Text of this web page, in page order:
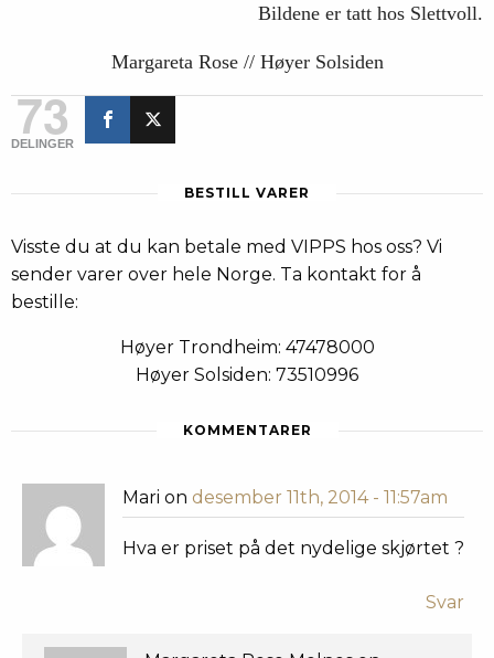
Bildene er tatt hos Slettvoll.
Margareta Rose // Høyer Solsiden
73
DELINGER
BESTILL VARER
Visste du at du kan betale med VIPPS hos oss? Vi
sender varer over hele Norge. Ta kontakt for å
bestille:
Høyer Trondheim: 47478000
Høyer Solsiden: 73510996
KOMMENTARER
Mari on desember 11th, 2014 - 11:57am
Hva er priset på det nydelige skjørtet ?
Svar